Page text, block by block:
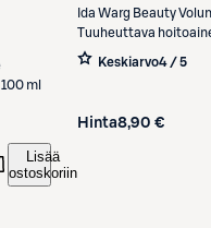
ml
Lisää
ostoskoriin
Ida Warg Beauty
Tuuheuttava
Keskiarvo4 / 5
Hinta8,90 €